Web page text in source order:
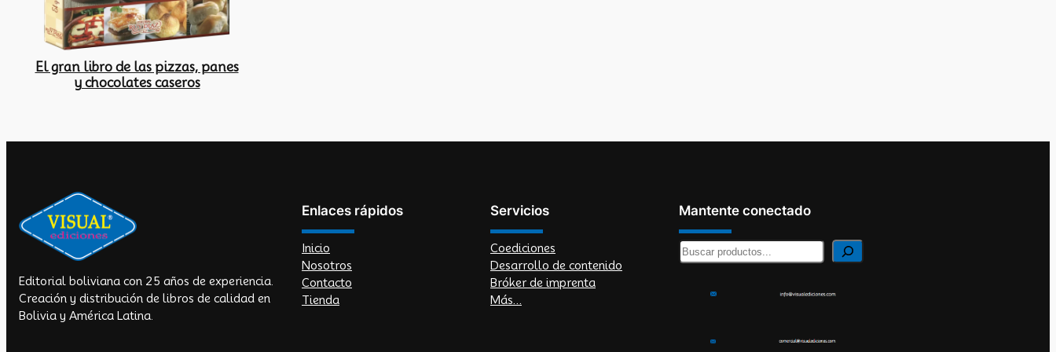
El gran libro de las pizzas, panes
y chocolates caseros
Editorial boliviana con 25 años de experiencia.
Creación y distribución de libros de calidad en
Bolivia y América Latina.
Enlaces rápidos
Inicio
Nosotros
Contacto
Tienda
Servicios
Coediciones
Desarrollo de contenido
Bróker de imprenta
Más…
Mantente conectado
B